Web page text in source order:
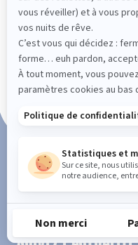
101 nuits d'essai*
Paiement en